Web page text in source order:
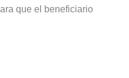
que el beneficiario